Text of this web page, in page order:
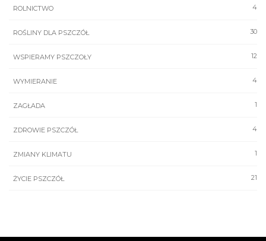
4
ROLNICTWO
30
ROŚLINY DLA PSZCZÓŁ
12
WSPIERAMY PSZCZOŁY
4
WYMIERANIE
1
ZAGŁADA
4
ZDROWIE PSZCZÓŁ
1
ZMIANY KLIMATU
21
ŻYCIE PSZCZÓŁ